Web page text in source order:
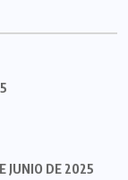
JUNIO DE 2025